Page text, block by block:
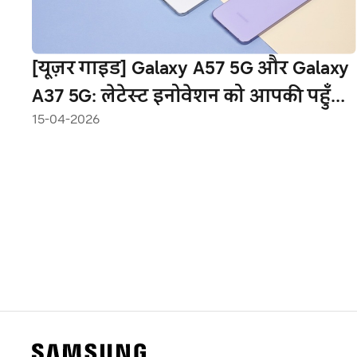
[यूज़र गाइड] Galaxy A57 5G और Galaxy
A37 5G: लेटेस्ट इनोवेशन को आपकी पहुँच
में लाते हुए
15-04-2026